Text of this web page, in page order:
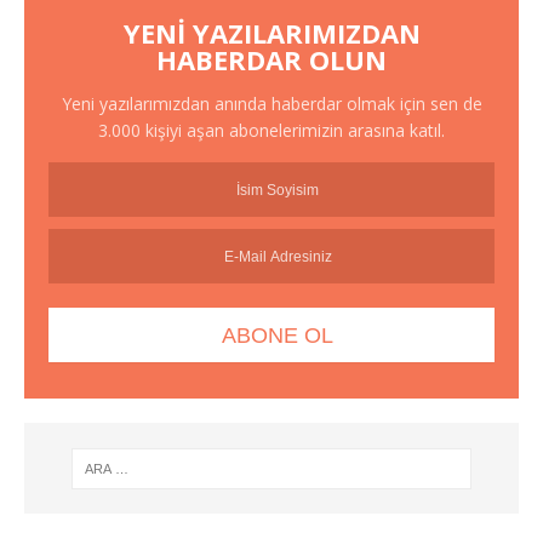
YENI YAZILARIMIZDAN
HABERDAR OLUN
Yeni yazılarımızdan anında haberdar olmak için sen de
3.000 kişiyi aşan abonelerimizin arasına katıl.